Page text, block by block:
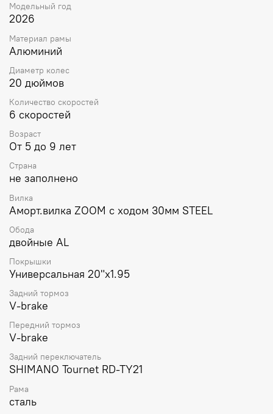
Модельный год
2026
Материал рамы
Алюминий
Диаметр колес
20 дюймов
Количество скоростей
6 скоростей
Возраст
От 5 до 9 лет
Страна
не заполнено
Вилка
Аморт.вилка ZOOM с ходом 30мм STEEL
Обода
двойные AL
Покрышки
Универсальная 20"x1.95
Задний тормоз
V-brake
Передний тормоз
V-brake
Задний переключатель
SHIMANO Tournet RD-TY21
Рама
сталь